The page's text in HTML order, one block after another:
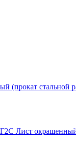
(прокат стальной
Лист